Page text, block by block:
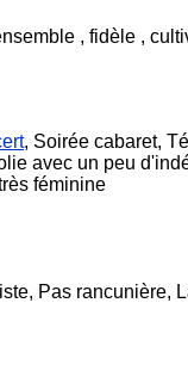
, fidèle ,
, Soirée cabaret,
avec un peu
féminine
Pas rancunière,